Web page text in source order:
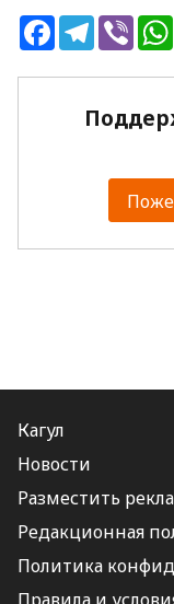
FacebookTelegram
Кагул
Новости
Разместить
Редакционная
Политика